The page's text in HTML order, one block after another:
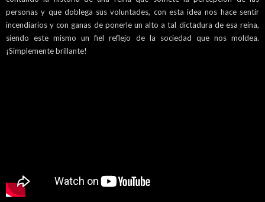
personas y que doblega sus voluntades, con esta idea nos hace sentir
incendiarios y con ganas de ponerle un alto a tal dictadura de esa reina,
siendo este mismo un fiel reflejo de la sociedad que nos moldea.
¡Simplemente brillante!